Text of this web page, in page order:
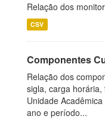
Relação dos
CSV
Componentes
Relação dos
sigla, carga
Unidade
ano e período...